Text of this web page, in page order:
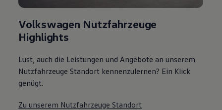
Volkswagen Nutzfahrzeuge
Highlights
Lust, auch die Leistungen und Angebote an unserem
Nutzfahrzeuge Standort kennenzulernen? Ein Klick
genügt.
Zu unserem Nutzfahrzeuge Standort